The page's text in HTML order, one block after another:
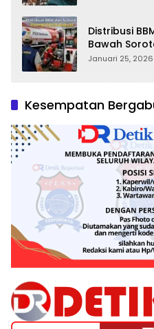
Distribusi
Bawah
Kepentingan
Januari 25, 2026
Kesempatan